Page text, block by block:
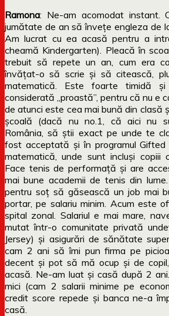
Ramona: Ne-am acomodat instant.
jumătate de an să învețe engleza de
Am lucrat cu ea acasă pentru a
cheamă Kindergarten). Pleacă în
trebuit să repete un an, cum era
învățat-o să scrie și să citească,
matematică. Este foarte timidă
considerată „proastă”, pentru că nu e
de atunci este cea mai bună din clasă
școală (dacă nu no.1, că aici nu
România, să știi exact pe unde te
fost acceptată și în programul
matematică, unde sunt incluși copiii
Face tenis de performață și are
mai bune academii de tenis din
pentru soț să găsească un job mai
portar, pe salariu minim. Acum este
spital zonal. Salariul e mai mare,
mutat într-o comunitate privată
Jersey) și asigurări de sănătate
cam 2 ani să îmi pun firma pe
decent și pot să mă ocup și de
acasă. Ne-am luat și casă după 2
mici (cam 2 salarii minime pe
credit score repede și banca ne-a
casă.